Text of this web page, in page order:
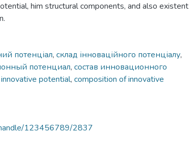
him structural components, and also existent
потенціал, склад інноваційного потенціалу,
потенциал, состав инновационного
innovative potential, composition of innovative
123456789/2837